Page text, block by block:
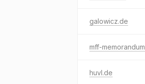
galowicz.de
mff-
huvl.de